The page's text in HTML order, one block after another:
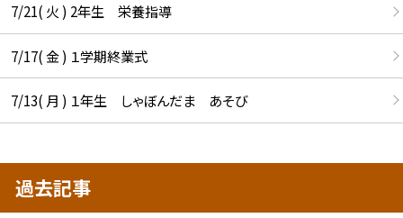
7/21( 火 ) 2年生 栄養指導
7/17( 金 ) １学期終業式
7/13( 月 ) １年生 しゃぼんだま あそび
過去記事